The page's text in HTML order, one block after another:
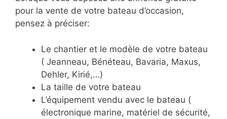
pour la vente de votre bateau d’occasion,
pensez à préciser:
Le chantier et le modèle de votre bateau
( Jeanneau, Bénéteau, Bavaria, Maxus,
Dehler, Kirié,…)
La taille de votre bateau
L’équipement vendu avec le bateau (
électronique marine, matériel de sécurité,